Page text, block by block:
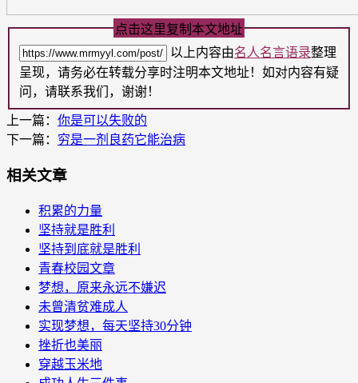
点击这里复制本文地址
以上内容由名人名言语录整理
呈现，请务必在转载分享时注明本文地址！如对内容有疑
问，请联系我们，谢谢！
上一篇： 你是可以失败的
下一篇： 穷是一剂良药它能治病
相关文章
积累的力量
坚持就是胜利
坚持到底就是胜利
青春校园文章
梦想，原来永远不嫌迟
未曾清贫难成人
实现梦想，每天坚持30分钟
挫折也美丽
穿越玉米地